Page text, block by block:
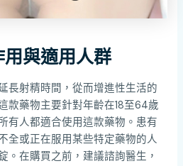
與適用人群
長射精時間，從而增進性生活的
款藥物主要針對年齡在18至64歲
有人都適合使用這款藥物。患有
全或正在服用某些特定藥物的人
。在購買之前，建議諮詢醫生，